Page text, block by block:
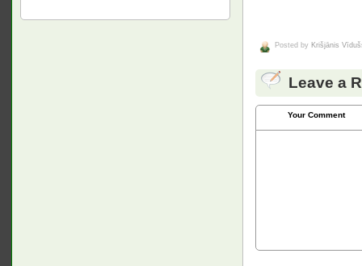
Posted by Krišjānis
Leave a
Your Comment